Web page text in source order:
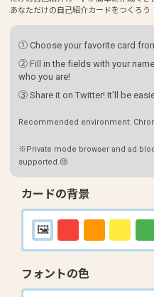
あなただけの自己紹介カードをつくろう！
① Choose your favorite card
② Fill in the fields with your
who you are!
③ Share it on Twitter! It'll be
Recommended environment:
※Private mode browser and ad
supported.😢
カードの背景
フォントの色